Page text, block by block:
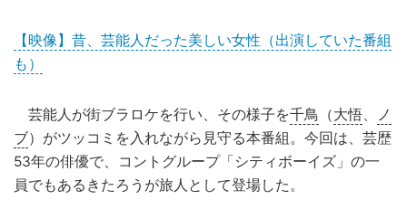
【映像】昔、芸能人だった美しい女性（出演していた番組
も）
芸能人が街ブラロケを行い、その様子を千鳥 （大悟
ノ
ブ）がツッコミを入れながら見守る本番組。今回は、芸歴
53年の俳優で、コントグループ「シティボーイズ」の一
員でもあるきたろうが旅人として登場した。